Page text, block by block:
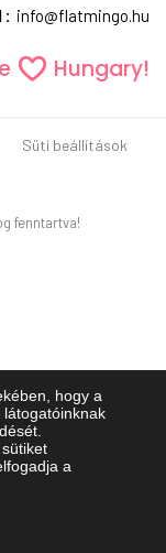
: info@flatmingo.hu
Hungary!
fenntartva!
Süti beállítások
hogy a
a